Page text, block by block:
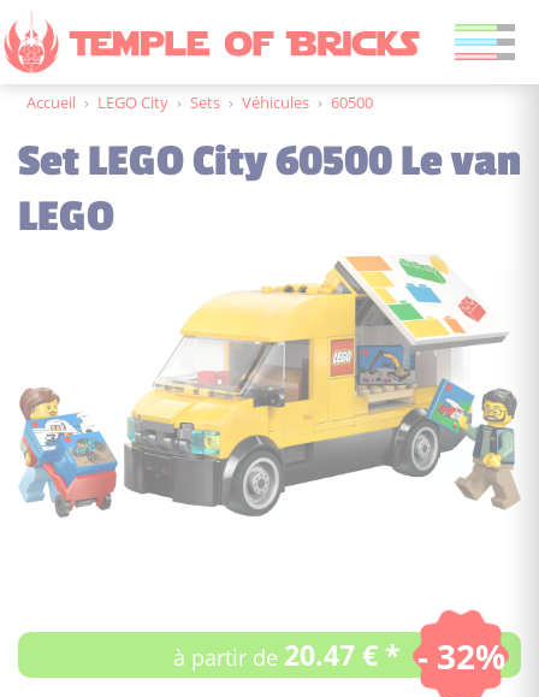
Accueil › LEGO City › Sets › Véhicules › 60500
Set LEGO City 60500 Le van
LEGO
à partir de 20.47 € * - 32%